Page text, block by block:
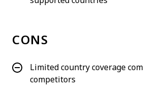
CONS
Limited country coverage
competitors